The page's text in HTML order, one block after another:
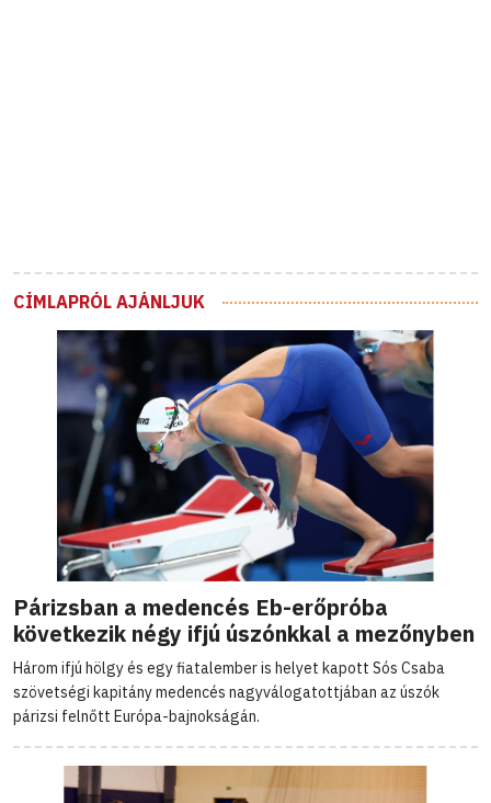
CÍMLAPRÓL AJÁNLJUK
Párizsban a medencés Eb-erőpróba
következik négy ifjú úszónkkal a mezőnyben
Három ifjú hölgy és egy fiatalember is helyet kapott Sós Csaba
szövetségi kapitány medencés nagyválogatottjában az úszók
párizsi felnőtt Európa-bajnokságán.